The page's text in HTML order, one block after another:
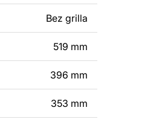
dodanie tekstu,
według
metalowego
się z nami
Bez grilla
519 mm
396 mm
353 mm